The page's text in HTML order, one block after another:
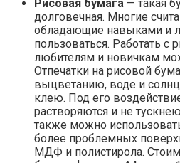
Рисовая бумага — такая
долговечная. Многие
обладающие навыками и
пользоваться. Работать с
любителям и новичкам
Отпечатки на рисовой
выцветанию, воде и
клею. Под его
растворяются и не
также можно
более проблемных
МДФ и полистирола.